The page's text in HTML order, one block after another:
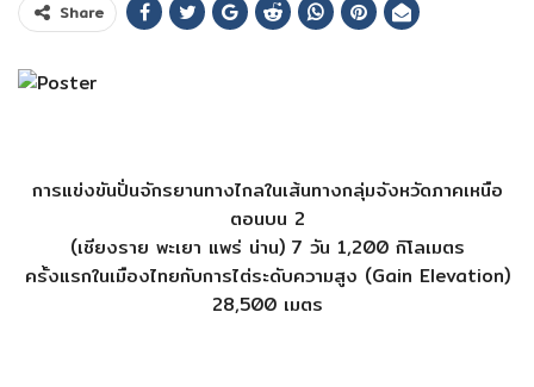
Share
การแข่งขันปั่นจักรยานทางไกลในเส้นทางกลุ่มจังหวัดภาคเหนือ
ตอนบน 2
(เชียงราย พะเยา แพร่ น่าน) 7 วัน 1,200 กิโลเมตร
ครั้งแรกในเมืองไทยกับการไต่ระดับความสูง (Gain Elevation)
28,500 เมตร